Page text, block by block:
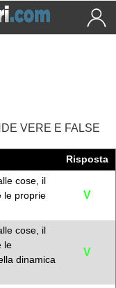
VERE E FALSE
Risposta
cose, il
le proprie
V
cose, il
le
dinamica
V